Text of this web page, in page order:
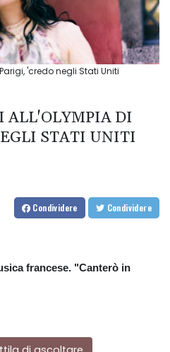
'credo negli Stati Uniti
ALL'OLYMPIA DI
STATI UNITI
Condividere Condividere
francese. "Canterò in